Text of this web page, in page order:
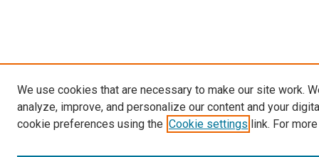
We use cookies that are necessary to make our site work.
analyze, improve, and personalize our content and your
cookie preferences using the Cookie settings link. For